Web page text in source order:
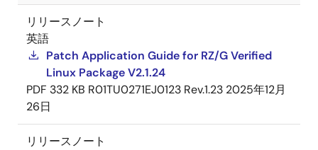
リリースノート
英語
Patch Application Guide for RZ/G Verified
Linux Package V2.1.24
PDF 332 KB R01TU0271EJ0123 Rev.1.23 2025年12月
26日
リリースノート